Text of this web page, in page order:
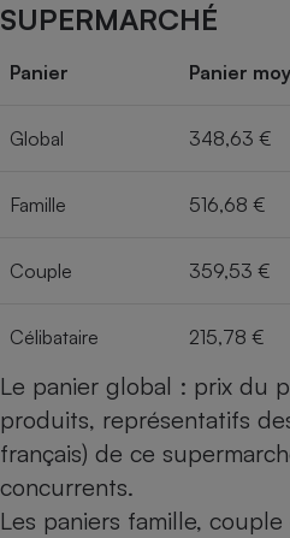
SUPERMARCHÉ
Panier Panier
Global 348,63 €
Famille 516,68 €
Couple 359,53 €
Célibataire 215,78 €
Le panier global : prix du
produits, représentatifs
français) de ce
concurrents.
Les paniers famille,